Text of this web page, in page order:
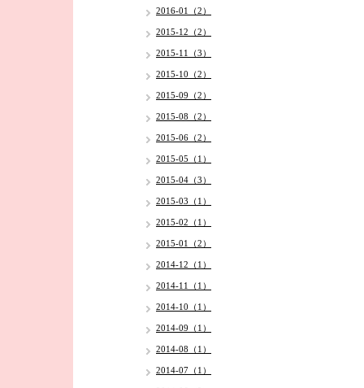
2016-01（2）
2015-12（2）
2015-11（3）
2015-10（2）
2015-09（2）
2015-08（2）
2015-06（2）
2015-05（1）
2015-04（3）
2015-03（1）
2015-02（1）
2015-01（2）
2014-12（1）
2014-11（1）
2014-10（1）
2014-09（1）
2014-08（1）
2014-07（1）